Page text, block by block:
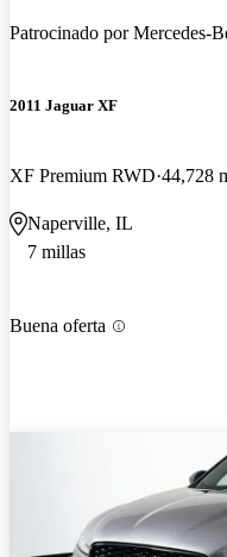
Patrocinado porMercedes-
2011 Jaguar XF
XF Premium RWD 44,728
Naperville, IL
7 millas
Buena oferta